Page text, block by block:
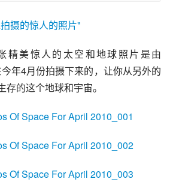
精美惊人的太空和地球照片是由
年4月份拍摄下来的，让你从另外的
的这个地球和宇宙。